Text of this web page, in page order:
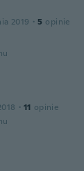
2019 · 5 opinie
· 11 opinie